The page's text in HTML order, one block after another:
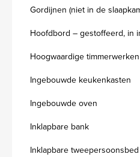
Gordijnen (niet in de
Hoofdbord – gestoffeerd, in
Hoogwaardige timmerwerken
Ingebouwde keukenkasten
Ingebouwde oven
Inklapbare bank
Inklapbare